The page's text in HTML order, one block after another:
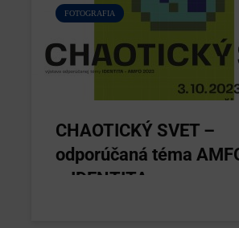
FOTOGRAFIA
CHAOTICKÝ SVET –
odporúčaná téma
– IDENTITA